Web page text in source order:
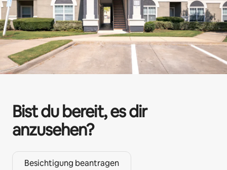
Bist du bereit, es dir
anzusehen?
Besichtigung beantragen